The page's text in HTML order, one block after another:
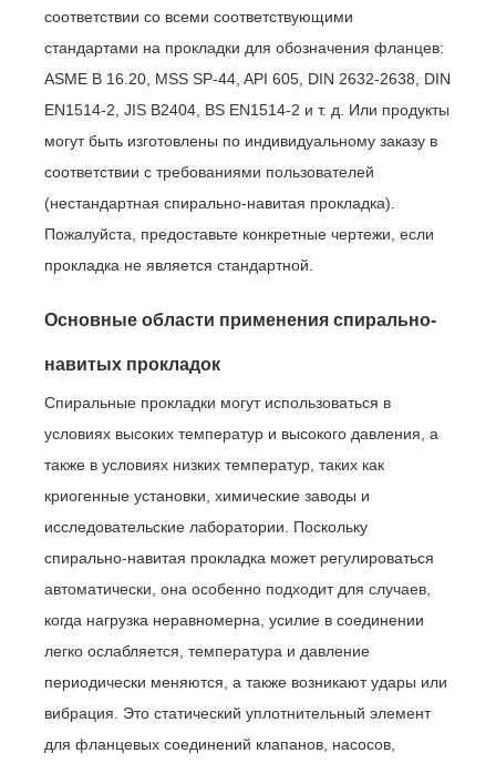
соответствии со всеми соответствующими
стандартами на прокладки для обозначения фланцев:
ASME B 16.20, MSS SP-44, API 605, DIN 2632-2638, DIN
EN1514-2, JIS B2404, BS EN1514-2 и т. д. Или продукты
могут быть изготовлены по индивидуальному заказу в
соответствии с требованиями пользователей
(нестандартная спирально-навитая прокладка).
Пожалуйста, предоставьте конкретные чертежи, если
прокладка не является стандартной.
Основные области применения спирально-
навитых прокладок
Спиральные прокладки могут использоваться в
условиях высоких температур и высокого давления, а
также в условиях низких температур, таких как
криогенные установки, химические заводы и
исследовательские лаборатории. Поскольку
спирально-навитая прокладка может регулироваться
автоматически, она особенно подходит для случаев,
когда нагрузка неравномерна, усилие в соединении
легко ослабляется, температура и давление
периодически меняются, а также возникают удары или
вибрация. Это статический уплотнительный элемент
для фланцевых соединений клапанов, насосов,